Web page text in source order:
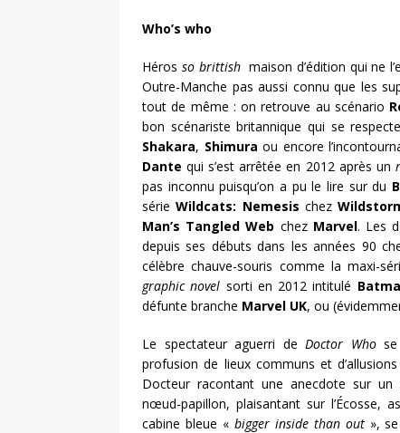
Who’s who
Héros so brittish maison d’édition qui ne
Outre-Manche pas aussi connu que les
tout de même : on retrouve au scénario
bon scénariste britannique qui se
Shakara, Shimura ou encore
Dante qui s’est arrêtée en 2012 après un
pas inconnu puisqu’on a pu le lire sur du
sérieWildcats: Nemesis chez
Man’s Tangled Web chez Marvel. Les
depuis ses débuts dans les années 90
célèbre chauve-souris comme la maxi-
graphic novel sorti en 2012 intitulé
défunte branche Marvel UK, ou
Le spectateur aguerri de Doctor Whose
profusion de lieux communs et
Docteur racontant une anecdote sur
nœud-papillon, plaisantant sur l’Écosse,
cabine bleue « bigger inside than out »,